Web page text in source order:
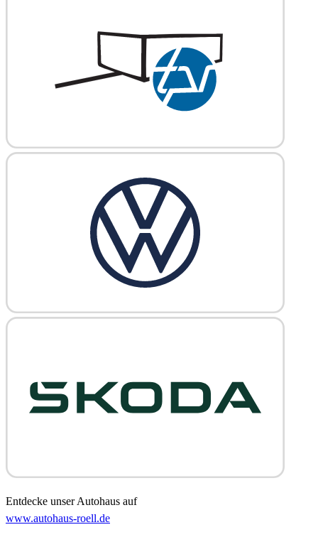
Entdecke unser Autohaus auf
www.autohaus-roell.de